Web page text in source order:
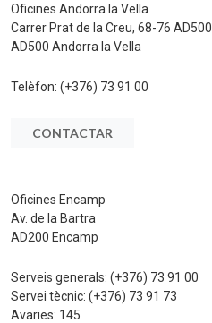
Oficines Andorra la Vella
Carrer Prat de la Creu, 68-76 AD500
AD500 Andorra la Vella
Telèfon: (+376) 73 91 00
CONTACTAR
Oficines Encamp
Av. de la Bartra
AD200 Encamp
Serveis generals: (+376) 73 91 00
Servei tècnic: (+376) 73 91 73
Avaries: 145